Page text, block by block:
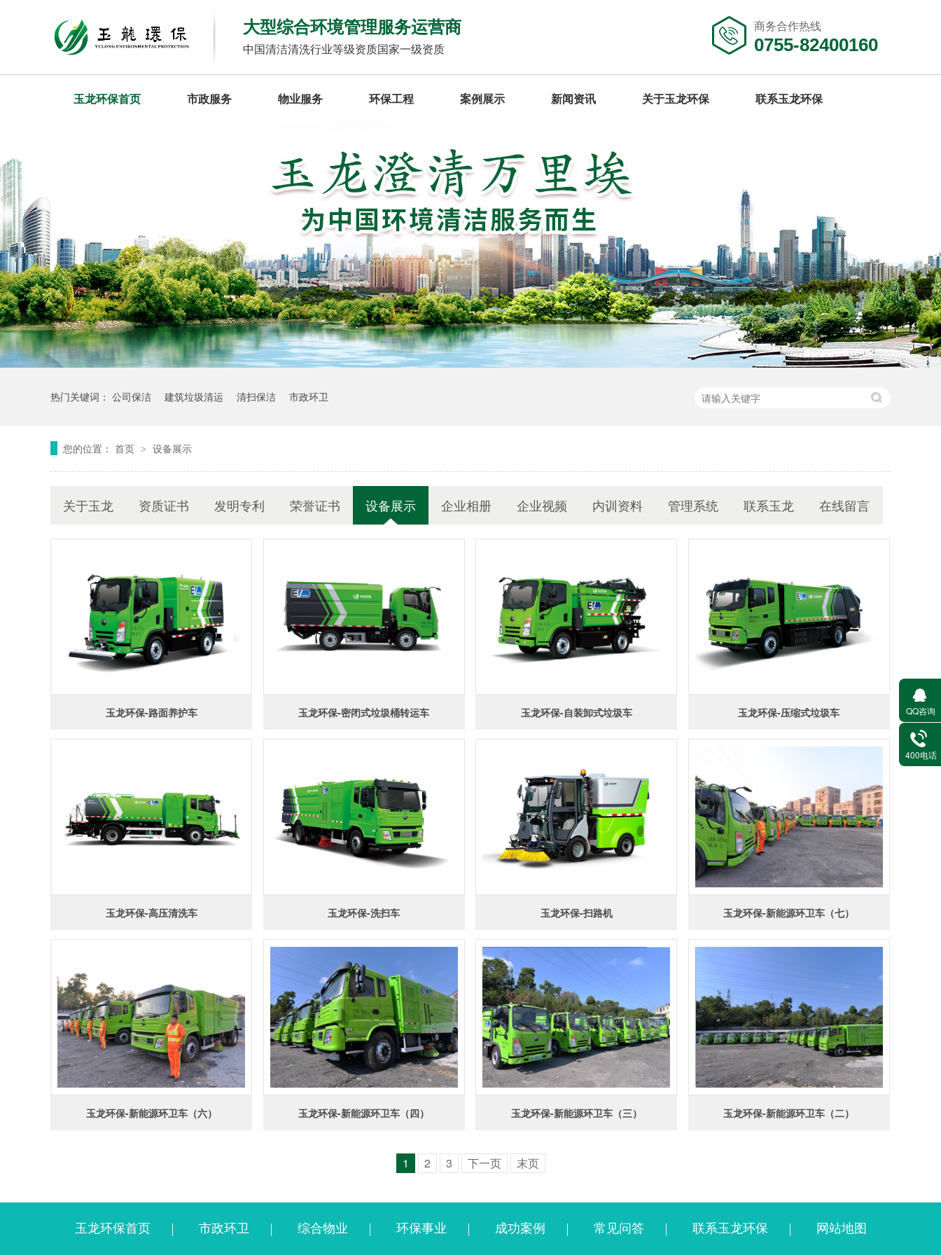
大型综合环境管理服务运营商
中国清洁清洗行业等级资质国家一级资质
商务合作热线
0755-82400160
玉龙环保首页 市政服务 物业服务 环保工程 案例展示 新闻资讯 关于玉龙环保 联系玉龙环保
热门关键词： 公司保洁 建筑垃圾清运 清扫保洁 市政环卫
您的位置： 首页 > 设备展示
关于玉龙 资质证书 发明专利 荣誉证书 设备展示 企业相册 企业视频 内训资料 管理系统 联系玉龙 在线留言
玉龙环保-路面养护车 玉龙环保-密闭式垃圾桶转运车 玉龙环保-自装卸式垃圾车 玉龙环保-压缩式垃圾车
玉龙环保-高压清洗车 玉龙环保-洗扫车 玉龙环保-扫路机 玉龙环保-新能源环卫车（七）
玉龙环保-新能源环卫车（六） 玉龙环保-新能源环卫车（四） 玉龙环保-新能源环卫车（三） 玉龙环保-新能源环卫车（二）
1 2 3 下一页 末页
玉龙环保首页 市政环卫 综合物业 环保事业 成功案例 常见问答 联系玉龙环保 网站地图
QQ咨询
400电话